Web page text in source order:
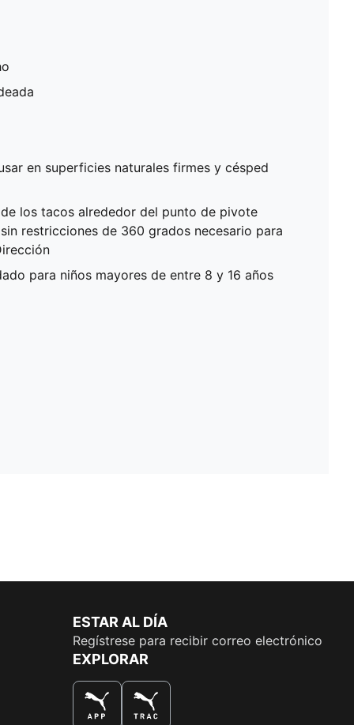
en superficies naturales firmes y césped
los tacos alrededor del punto de pivote
restricciones de 360 ​​grados necesario para
para niños mayores de entre 8 y 16 años
ESTAR AL DÍA
Regístrese para recibir correo electrónico
EXPLORAR